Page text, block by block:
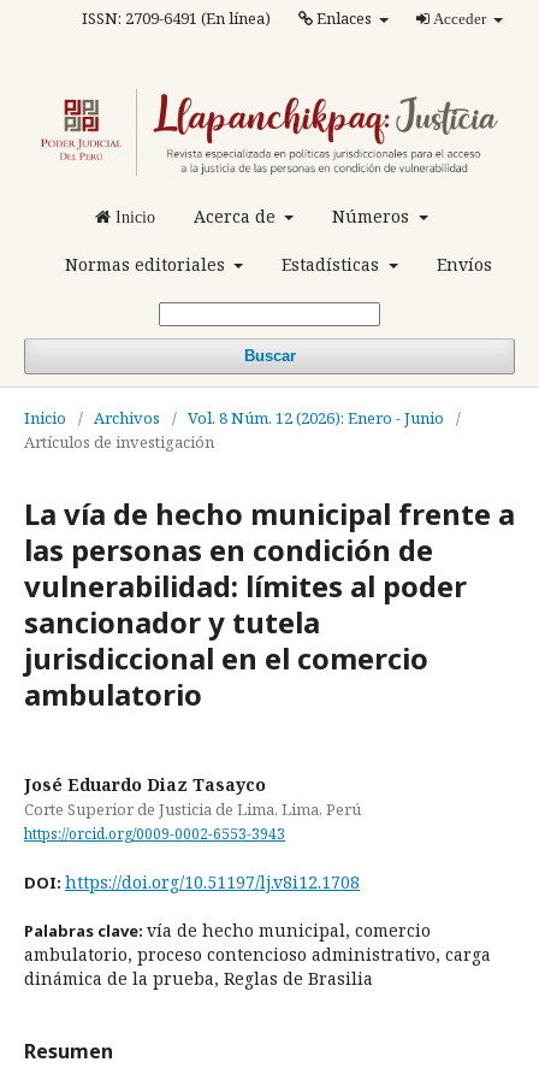
Inicio Acerca de Números
Normas editoriales Estadísticas Envíos
Buscar
ISSN: 2709-6491 (En línea) Enlaces Acceder
Inicio / Archivos / Vol. 8 Núm. 12 (2026): Enero - Junio
/
Artículos de investigación
La vía de hecho municipal frente a
las personas en condición de
vulnerabilidad: límites al poder
sancionador y tutela
jurisdiccional en el comercio
ambulatorio
José Eduardo Diaz Tasayco
Corte Superior de Justicia de Lima, Lima, Perú
https://orcid.org/0009-0002-6553-3943
DOI: https://doi.org/10.51197/lj.v8i12.1708
Palabras clave: vía de hecho municipal, comercio
ambulatorio, proceso contencioso administrativo, carga
dinámica de la prueba, Reglas de Brasilia
Resumen